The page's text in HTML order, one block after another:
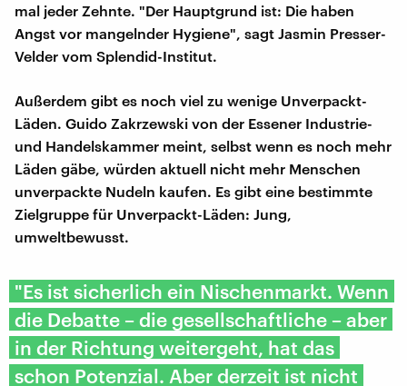
mal jeder Zehnte. "Der Hauptgrund ist: Die haben
Angst vor mangelnder Hygiene", sagt Jasmin Presser-
Velder vom Splendid-Institut.
Außerdem gibt es noch viel zu wenige Unverpackt-
Läden. Guido Zakrzewski von der Essener Industrie-
und Handelskammer meint, selbst wenn es noch mehr
Läden gäbe, würden aktuell nicht mehr Menschen
unverpackte Nudeln kaufen. Es gibt eine bestimmte
Zielgruppe für Unverpackt-Läden: Jung,
umweltbewusst.
"Es ist sicherlich ein Nischenmarkt. Wenn
die Debatte – die gesellschaftliche – aber
in der Richtung weitergeht, hat das
schon Potenzial. Aber derzeit ist nicht